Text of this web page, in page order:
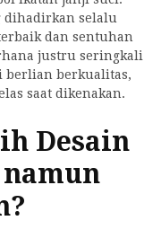
dihadirkan selalu
dan sentuhan
justru seringkali
berlian berkualitas,
saat dikenakan.
Desain
namun